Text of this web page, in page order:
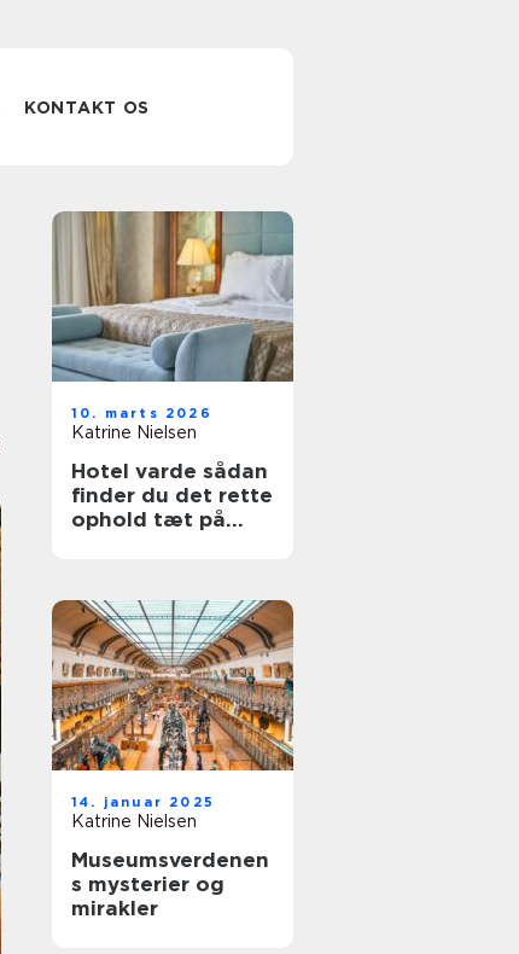
KONTAKT OS
10. marts 2026
Katrine Nielsen
Hotel varde sådan
finder du det rette
ophold tæt på
14. januar 2025
Katrine Nielsen
Museumsverdenen
s mysterier og
mirakler